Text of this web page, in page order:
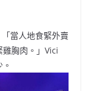
當人地食緊外賣
胸肉。」Vici